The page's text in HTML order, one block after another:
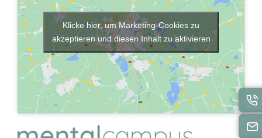
Klicke hier, um Marketing-Cookies zu
akzeptieren und diesen Inhalt zu aktivieren